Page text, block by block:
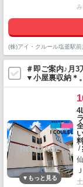
(株)アイ・クルール塩釜駅前
＃即ご案内♪月
▼小屋裏収納＊。
/